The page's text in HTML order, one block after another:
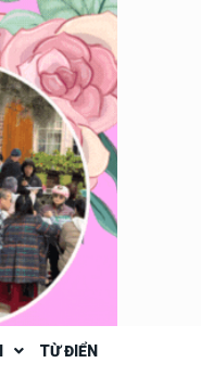
TỪ ĐIỂN